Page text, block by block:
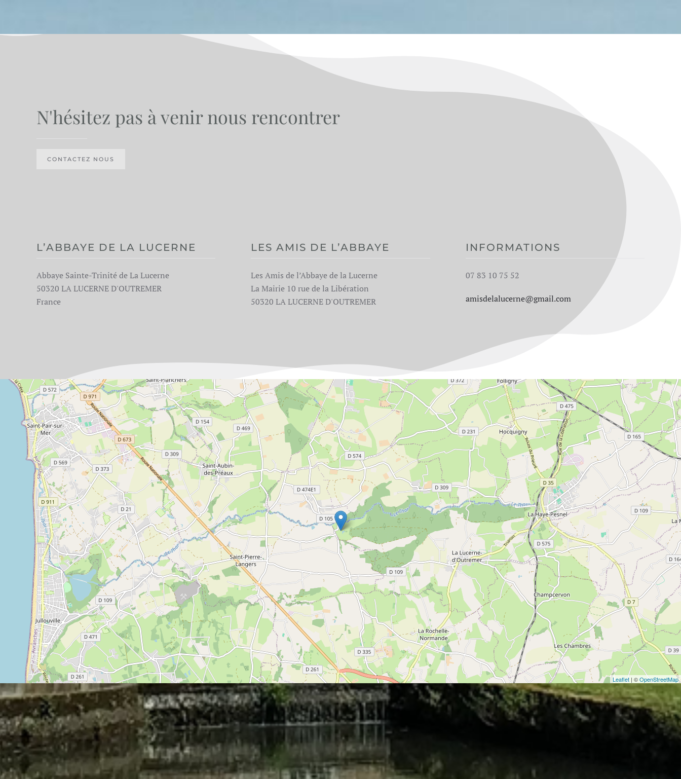
N'hésitez pas à venir nous rencontrer
CONTACTEZ NOUS
L’ABBAYE DE LA LUCERNE
Abbaye Sainte-Trinité de La Lucerne
50320 LA LUCERNE D'OUTREMER
France
LES AMIS DE L’ABBAYE
Les Amis de l’Abbaye de la Lucerne
La Mairie 10 rue de la Libération
50320 LA LUCERNE D'OUTREMER
INFORMATIONS
07 83 10 75 52
amisdelalucerne@gmail.com
Leaflet | ©OpenStreetMap